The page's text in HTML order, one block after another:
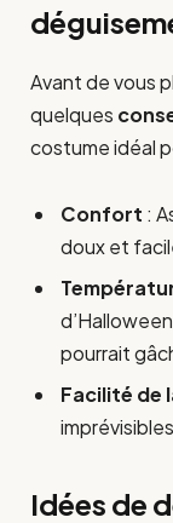
Avant de vous
quelques
costume idéal
Confort :
doux et
pourrait
Facilité de
Idées de